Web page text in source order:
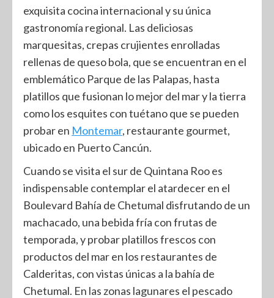
exquisita cocina internacional y su única
gastronomía regional. Las deliciosas
marquesitas, crepas crujientes enrolladas
rellenas de queso bola, que se encuentran en el
emblemático Parque de las Palapas, hasta
platillos que fusionan lo mejor del mar y la tierra
como los esquites con tuétano que se pueden
probar en Montemar, restaurante gourmet,
ubicado en Puerto Cancún.
Cuando se visita el sur de Quintana Roo es
indispensable contemplar el atardecer en el
Boulevard Bahía de Chetumal disfrutando de un
machacado, una bebida fría con frutas de
temporada, y probar platillos frescos con
productos del mar en los restaurantes de
Calderitas, con vistas únicas a la bahía de
Chetumal. En las zonas lagunares el pescado